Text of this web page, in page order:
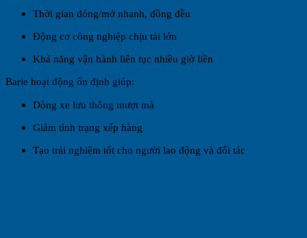
Thời gian đóng/mở nhanh, đồng đều
Động cơ công nghiệp chịu tải lớn
Khả năng vận hành liên tục nhiều giờ liền
Barie hoạt động ổn định giúp:
Dòng xe lưu thông mượt mà
Giảm tình trạng xếp hàng
Tạo trải nghiệm tốt cho người lao động và đối tác